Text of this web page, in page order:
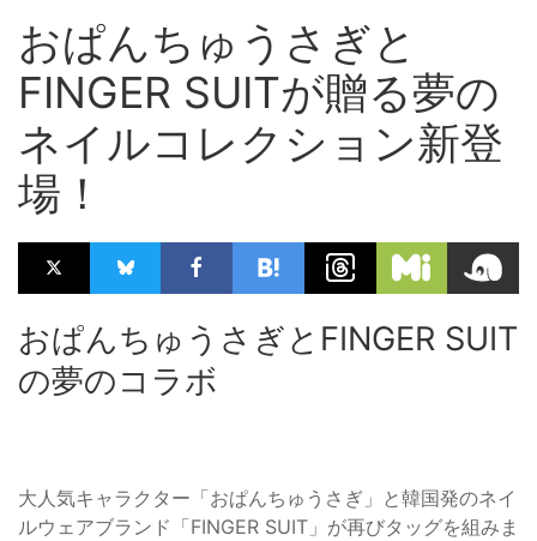
おぱんちゅうさぎと
FINGER SUITが贈る夢の
ネイルコレクション新登
場！
おぱんちゅうさぎとFINGER SUIT
の夢のコラボ
大人気キャラクター「おぱんちゅうさぎ」と韓国発のネイ
ルウェアブランド「FINGER SUIT」が再びタッグを組みま